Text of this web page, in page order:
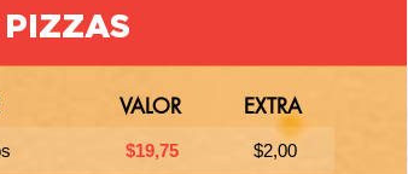
PIZZAS
VALOR EXTRA
$19,75 $2,00